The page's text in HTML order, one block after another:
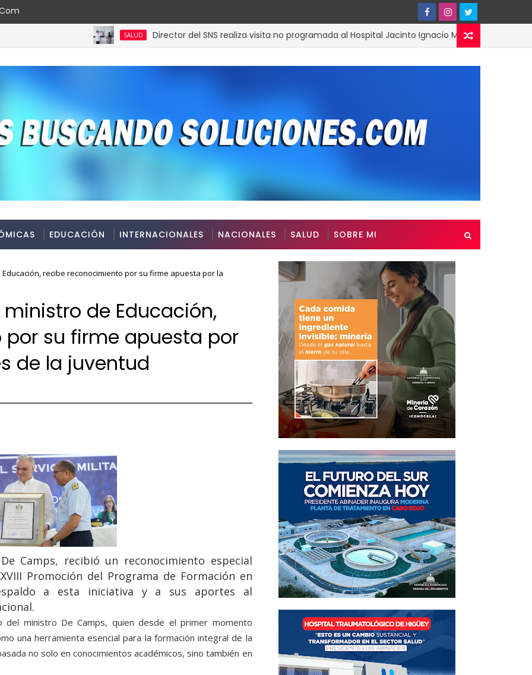
SALUD Director del SNS realiza visita no programada al Hospital Jacinto Ignacio Mañón
EDUCACIÓN INTERNACIONALES NACIONALES SALUD SOBRE MI
Educación, recibe reconocimiento por su firme apuesta por la
de Educación,
su firme apuesta por
de la juventud
Camps, recibió un reconocimiento especial
Promoción del Programa de Formación en
a esta iniciativa y a sus aportes al
del ministro De Camps, quien desde el primer momento
una herramienta esencial para la formación integral de la
no solo en conocimientos académicos, sino también en